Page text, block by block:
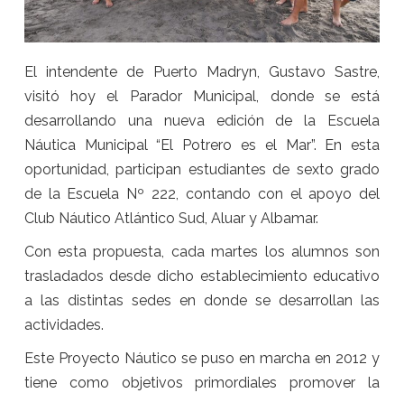
El intendente de Puerto Madryn, Gustavo Sastre,
visitó hoy el Parador Municipal, donde se está
desarrollando una nueva edición de la Escuela
Náutica Municipal “El Potrero es el Mar”. En esta
oportunidad, participan estudiantes de sexto grado
de la Escuela Nº 222, contando con el apoyo del
Club Náutico Atlántico Sud, Aluar y Albamar.
Con esta propuesta, cada martes los alumnos son
trasladados desde dicho establecimiento educativo
a las distintas sedes en donde se desarrollan las
actividades.
Este Proyecto Náutico se puso en marcha en 2012 y
tiene como objetivos primordiales promover la